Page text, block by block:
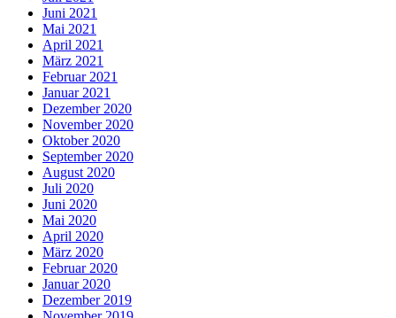
Juni 2021
Mai 2021
April 2021
März 2021
Februar 2021
Januar 2021
Dezember 2020
November 2020
Oktober 2020
September 2020
August 2020
Juli 2020
Juni 2020
Mai 2020
April 2020
März 2020
Februar 2020
Januar 2020
Dezember 2019